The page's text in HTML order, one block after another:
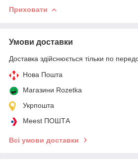
Приховати
Умови доставки
Доставка здійснюється тільки по
Нова Пошта
Магазини Rozetka
Укрпошта
Meest ПОШТА
Всі умови доставки